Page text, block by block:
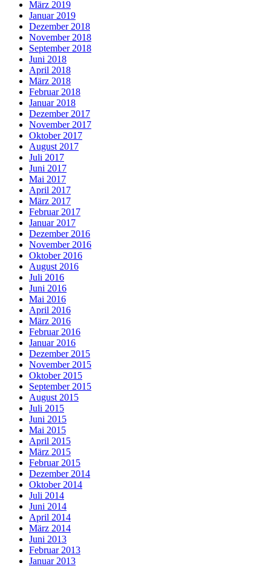
März 2019
Januar 2019
Dezember 2018
November 2018
September 2018
Juni 2018
April 2018
März 2018
Februar 2018
Januar 2018
Dezember 2017
November 2017
Oktober 2017
August 2017
Juli 2017
Juni 2017
Mai 2017
April 2017
März 2017
Februar 2017
Januar 2017
Dezember 2016
November 2016
Oktober 2016
August 2016
Juli 2016
Juni 2016
Mai 2016
April 2016
März 2016
Februar 2016
Januar 2016
Dezember 2015
November 2015
Oktober 2015
September 2015
August 2015
Juli 2015
Juni 2015
Mai 2015
April 2015
März 2015
Februar 2015
Dezember 2014
Oktober 2014
Juli 2014
Juni 2014
April 2014
März 2014
Juni 2013
Februar 2013
Januar 2013